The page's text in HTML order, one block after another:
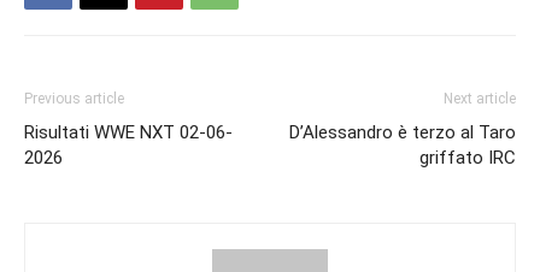
Previous article
Risultati WWE NXT 02-06-
2026
Next article
D’Alessandro è terzo al Taro
griffato IRC